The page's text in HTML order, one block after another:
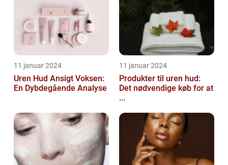
11 januar 2024
Uren Hud Ansigt Voksen:
En Dybdegående Analyse
11 januar 2024
Produkter til uren hud:
Det nødvendige køb for at
...